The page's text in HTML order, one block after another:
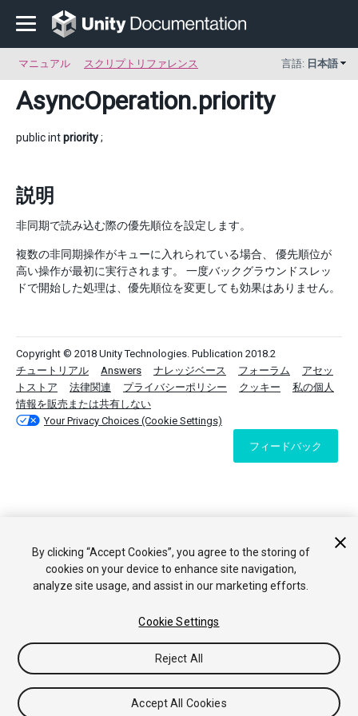
マニュアル スクリプトリファレンス 言語: 日本語
AsyncOperation.priority
public intpriority;
説明
非同期で読み込む際の優先順位を設定します。
複数の非同期操作がキューに入れられている場合、 優先順位が
高い操作が最初に実行されます。 一度バックグラウンドスレッ
ドで開始した処理は、優先順位を変更しても効果はありません。
Copyright © 2018 Unity Technologies. Publication 2018.2
チュートリアル
Answers ナレッジベース フォーラム
アセッ
トストア
法律関連 プライバシーポリシー クッキー
私の個人
情報を販売または共有しない
Your Privacy Choices (Cookie Settings)
フィードバック
By clicking “Accept Cookies”, you agree to the storing of
cookies on your device to enhance site navigation,
analyze site usage, and assist in our marketing efforts.
Cookie Settings
Reject All
Accept All Cookies